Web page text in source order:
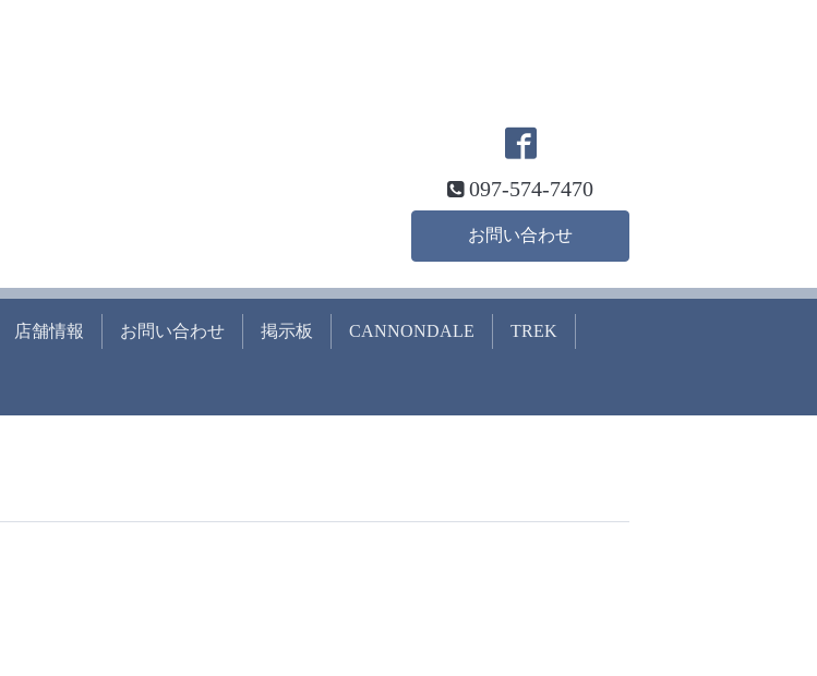
097-574-7470
お問い合わせ
店舗情報 お問い合わせ 掲示板 CANNONDALE TREK